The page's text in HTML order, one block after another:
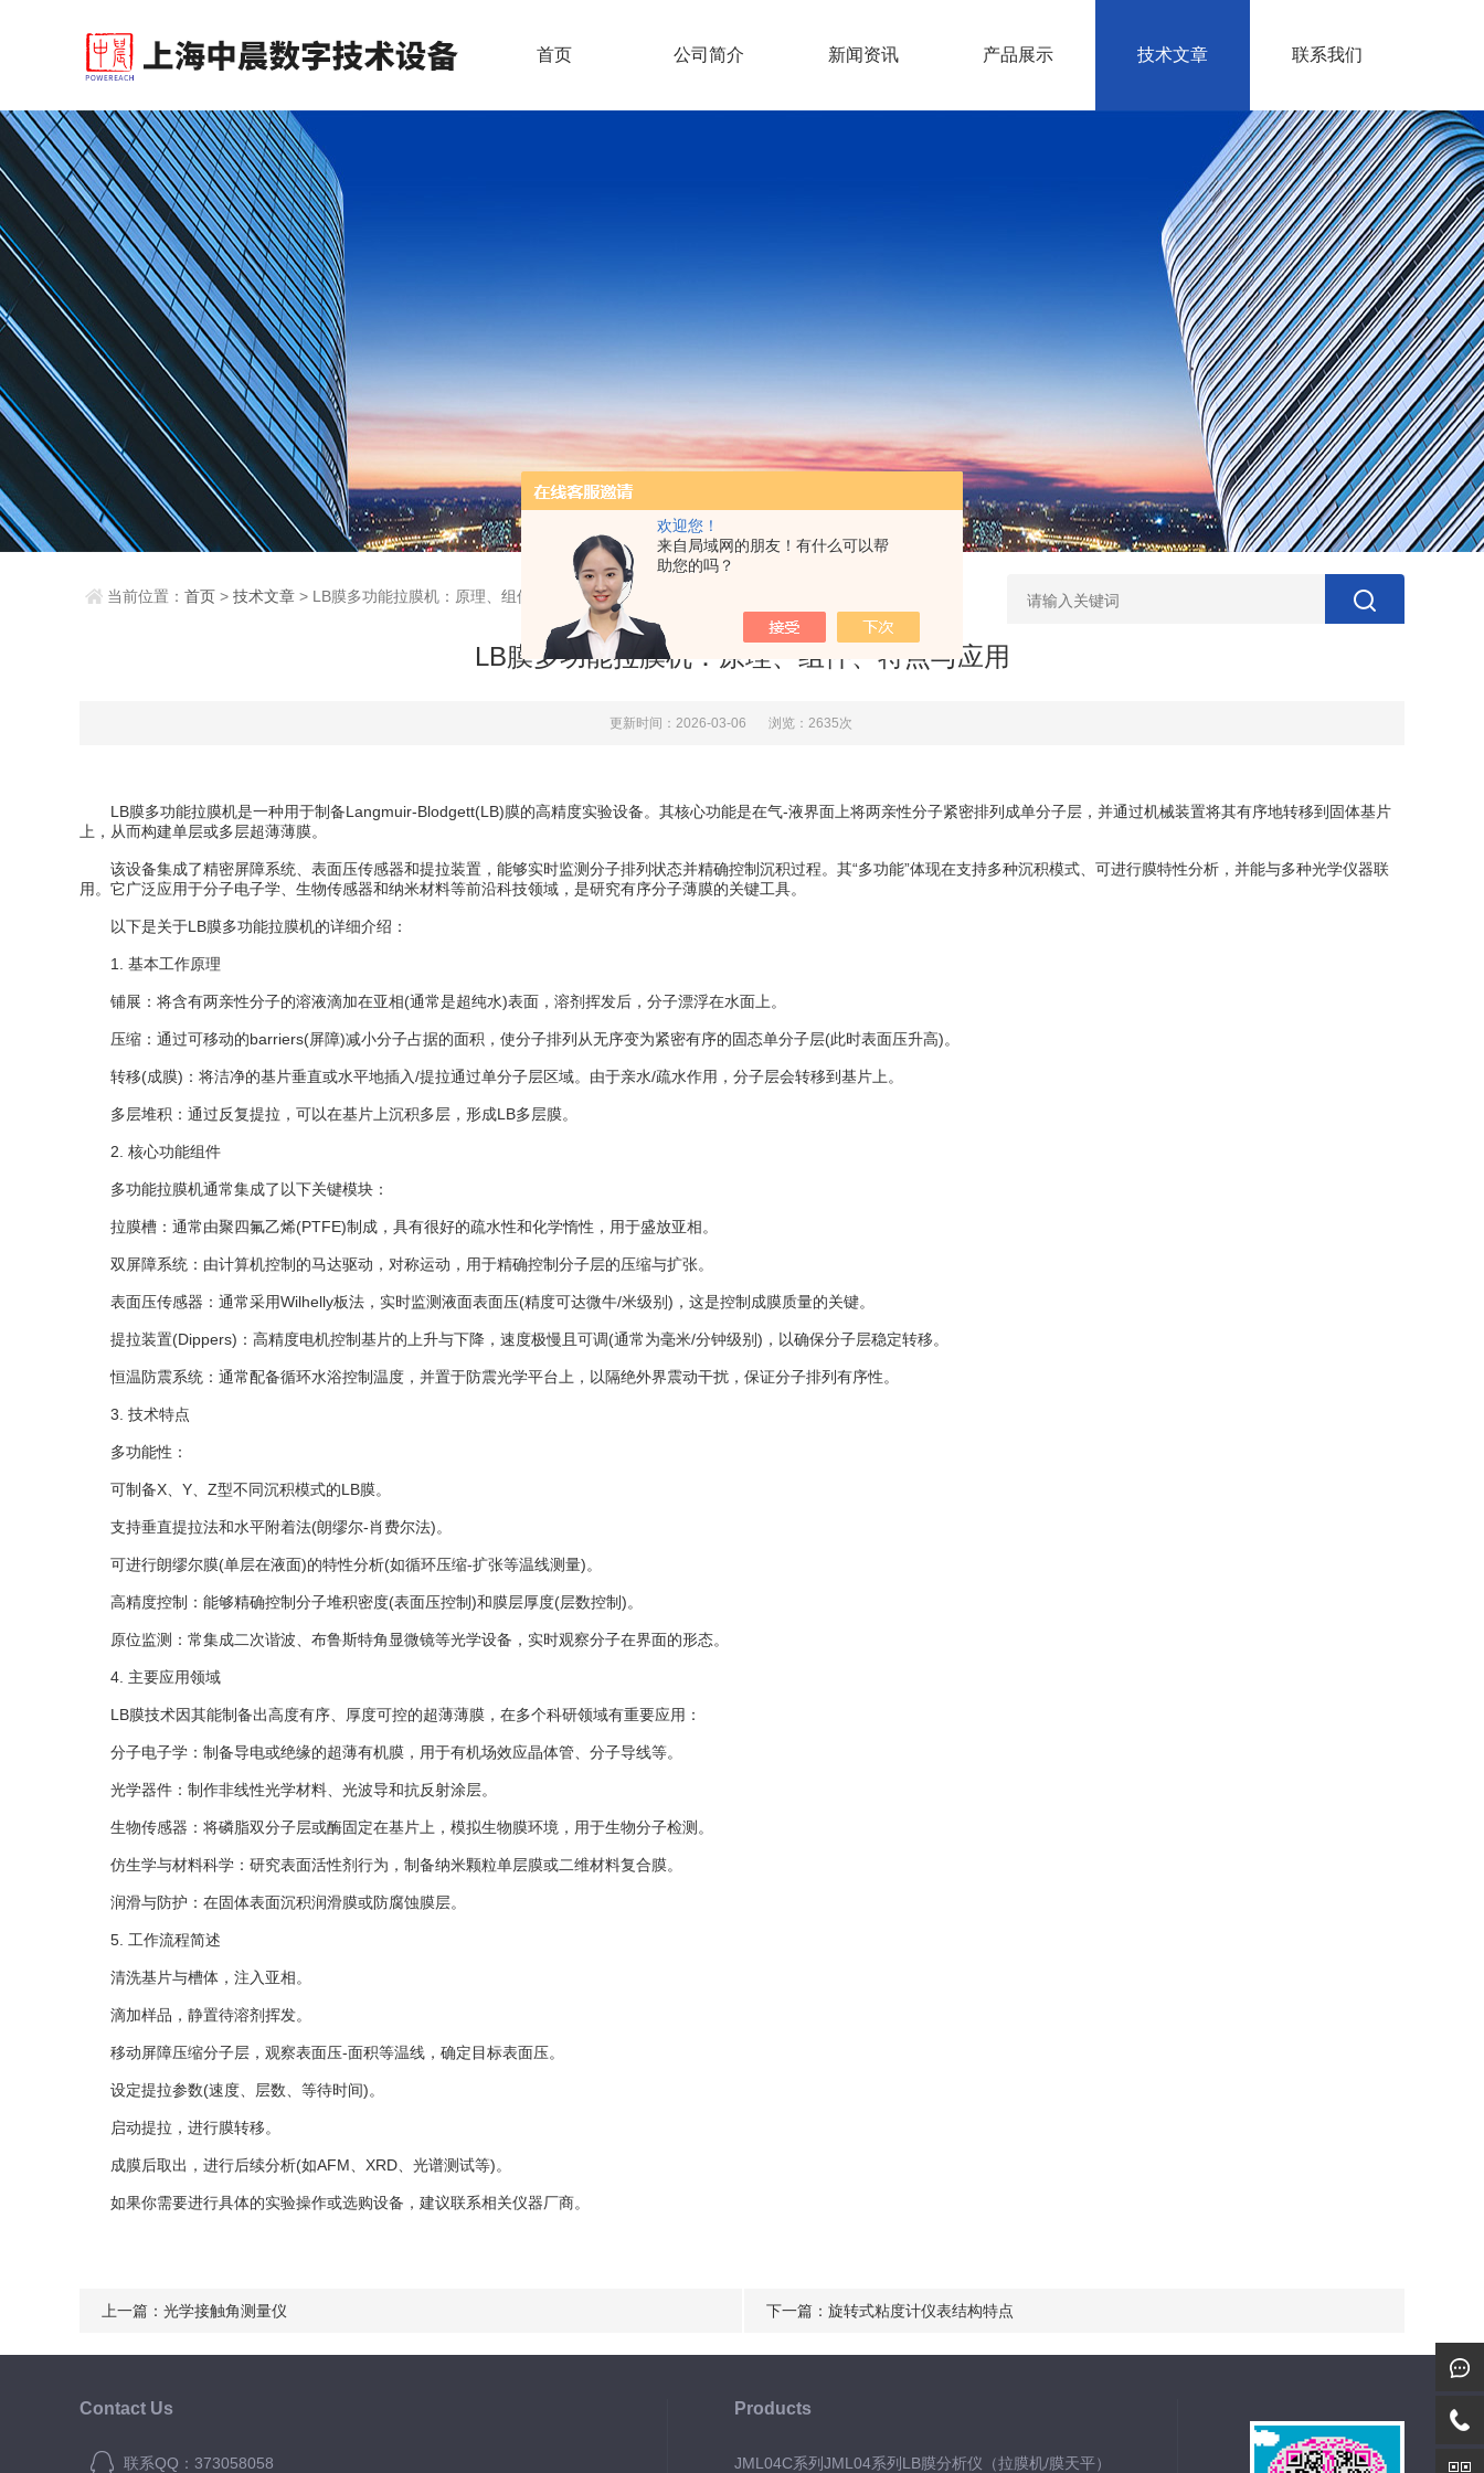
欢迎您！
来自局域网的朋友！有什么可以帮
助您的吗？
首页 公司简介 新闻资讯 产品展示 技术文章 联系我们
当前位置： 首页 > 技术文章 > LB膜多功能拉膜机：原理、组件、特点与应用
LB膜多功能拉膜机：原理、组件、特点与应用
更新时间：2026-03-06 浏览：2635次
LB膜多功能拉膜机是一种用于制备Langmuir-Blodgett(LB)膜的高精度实验设备。其核心功能是在气-液界面上将两亲性分子紧密排列成单分子层，并通过机械装置将其有序地转移到固体基片
上，从而构建单层或多层超薄薄膜。
该设备集成了精密屏障系统、表面压传感器和提拉装置，能够实时监测分子排列状态并精确控制沉积过程。其“多功能”体现在支持多种沉积模式、可进行膜特性分析，并能与多种光学仪器联
用。它广泛应用于分子电子学、生物传感器和纳米材料等前沿科技领域，是研究有序分子薄膜的关键工具。
以下是关于LB膜多功能拉膜机的详细介绍：
1. 基本工作原理
铺展：将含有两亲性分子的溶液滴加在亚相(通常是超纯水)表面，溶剂挥发后，分子漂浮在水面上。
压缩：通过可移动的barriers(屏障)减小分子占据的面积，使分子排列从无序变为紧密有序的固态单分子层(此时表面压升高)。
转移(成膜)：将洁净的基片垂直或水平地插入/提拉通过单分子层区域。由于亲水/疏水作用，分子层会转移到基片上。
多层堆积：通过反复提拉，可以在基片上沉积多层，形成LB多层膜。
2. 核心功能组件
多功能拉膜机通常集成了以下关键模块：
拉膜槽：通常由聚四氟乙烯(PTFE)制成，具有很好的疏水性和化学惰性，用于盛放亚相。
双屏障系统：由计算机控制的马达驱动，对称运动，用于精确控制分子层的压缩与扩张。
表面压传感器：通常采用Wilhelly板法，实时监测液面表面压(精度可达微牛/米级别)，这是控制成膜质量的关键。
提拉装置(Dippers)：高精度电机控制基片的上升与下降，速度极慢且可调(通常为毫米/分钟级别)，以确保分子层稳定转移。
恒温防震系统：通常配备循环水浴控制温度，并置于防震光学平台上，以隔绝外界震动干扰，保证分子排列有序性。
3. 技术特点
多功能性：
可制备X、Y、Z型不同沉积模式的LB膜。
支持垂直提拉法和水平附着法(朗缪尔-肖费尔法)。
可进行朗缪尔膜(单层在液面)的特性分析(如循环压缩-扩张等温线测量)。
高精度控制：能够精确控制分子堆积密度(表面压控制)和膜层厚度(层数控制)。
原位监测：常集成二次谐波、布鲁斯特角显微镜等光学设备，实时观察分子在界面的形态。
4. 主要应用领域
LB膜技术因其能制备出高度有序、厚度可控的超薄薄膜，在多个科研领域有重要应用：
分子电子学：制备导电或绝缘的超薄有机膜，用于有机场效应晶体管、分子导线等。
光学器件：制作非线性光学材料、光波导和抗反射涂层。
生物传感器：将磷脂双分子层或酶固定在基片上，模拟生物膜环境，用于生物分子检测。
仿生学与材料科学：研究表面活性剂行为，制备纳米颗粒单层膜或二维材料复合膜。
润滑与防护：在固体表面沉积润滑膜或防腐蚀膜层。
5. 工作流程简述
清洗基片与槽体，注入亚相。
滴加样品，静置待溶剂挥发。
移动屏障压缩分子层，观察表面压-面积等温线，确定目标表面压。
设定提拉参数(速度、层数、等待时间)。
启动提拉，进行膜转移。
成膜后取出，进行后续分析(如AFM、XRD、光谱测试等)。
如果你需要进行具体的实验操作或选购设备，建议联系相关仪器厂商。
上一篇： 光学接触角测量仪 下一篇： 旋转式粘度计仪表结构特点
Contact Us
联系QQ：373058058
Products
JML04C系列JML04系列LB膜分析仪（拉膜机/膜天平）